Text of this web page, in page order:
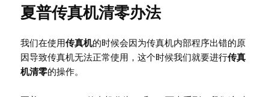
夏普传真机清零办法
我们在使用传真机的时候会因为传真机内部程序出错的原
因导致传真机无法正常使用，这个时候我们就要进行传真
机清零的操作。